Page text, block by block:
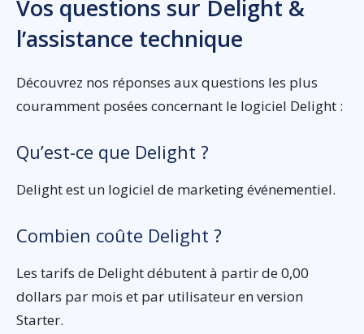
Vos questions sur Delight &
l’assistance technique
Découvrez nos réponses aux questions les plus
couramment posées concernant le logiciel Delight :
Qu’est-ce que Delight ?
Delight est un logiciel de marketing événementiel.
Combien coûte Delight ?
Les tarifs de Delight débutent à partir de 0,00
dollars par mois et par utilisateur en version
Starter.